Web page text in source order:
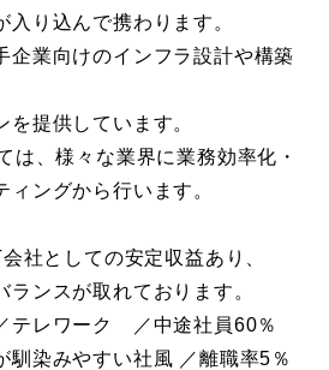
り込んで携わります。
企業向けのインフラ設計や構築
提供しています。
は、様々な業界に業務効率化・
ングから行います。
社としての安定収益あり、
ランスが取れております。
テレワーク ／中途社員60％
馴染みやすい社風 ／離職率5％